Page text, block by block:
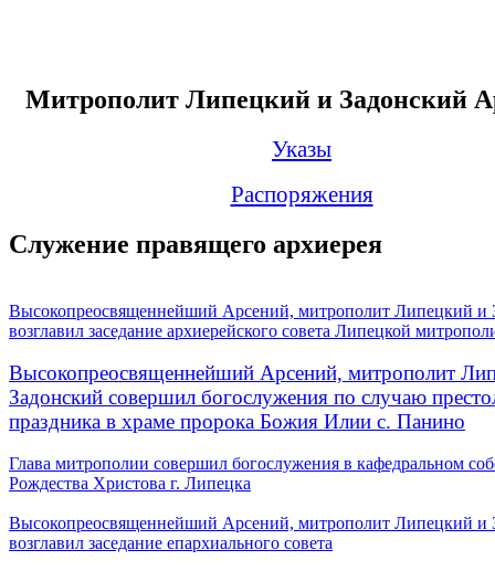
Митрополит Липецкий и Задонский
Указы
Распоряжения
Служение правящего архиерея
Высокопреосвященнейший Арсений, митрополит Липецкий и
возглавил заседание архиерейского совета Липецкой
Высокопреосвященнейший Арсений, митрополит
Задонский совершил богослужения по случаю
праздника в храме пророка Божия Илии с. Панино
Глава митрополии совершил богослужения в кафедральном
Рождества Христова г. Липецка
Высокопреосвященнейший Арсений, митрополит Липецкий и
возглавил заседание епархиального совета